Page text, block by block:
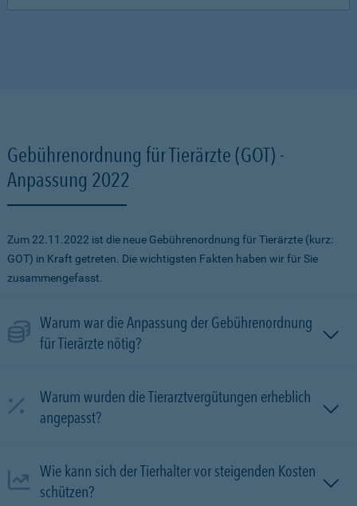
Gebührenordnung für Tierärzte (GOT) -
Anpassung 2022
Zum 22.11.2022 ist die neue Gebührenordnung für Tierärzte (kurz:
GOT) in Kraft getreten. Die wichtigsten Fakten haben wir für Sie
zusammengefasst.
Warum war die Anpassung der Gebührenordnung
für Tierärzte nötig?
Warum wurden die Tierarztvergütungen erheblich
angepasst?
Wie kann sich der Tierhalter vor steigenden Kosten
schützen?